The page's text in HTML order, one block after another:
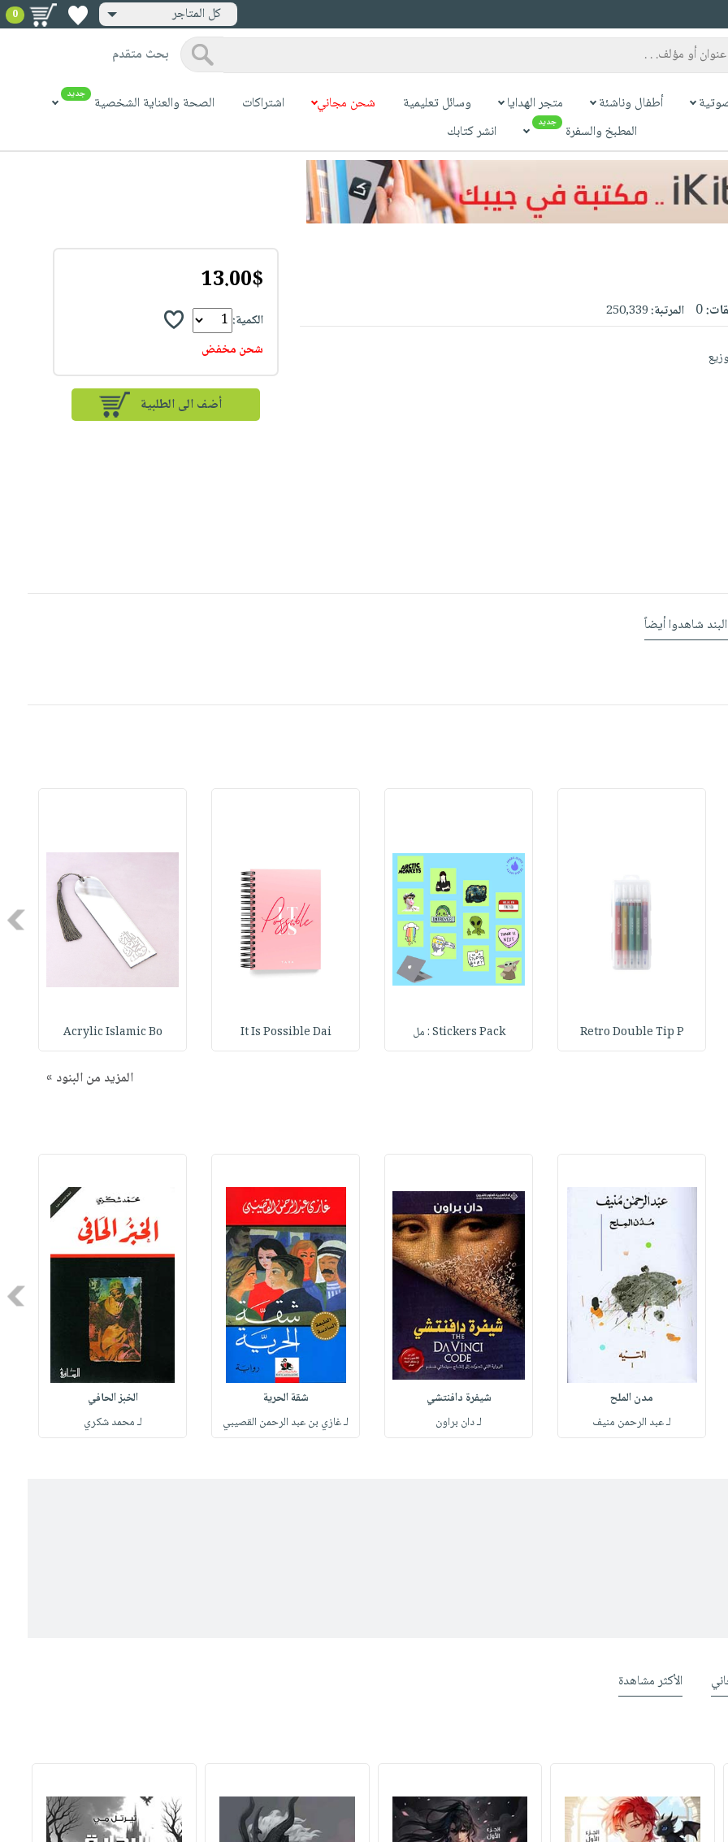
كل المتاجر 0
بحث متقدم
أطفال وناشئة متجر الهدايا وسائل تعليمية شحن مجاني اشتراكات الصحة والعناية الشخصية جديد
المطبخ والسفرة جديد انشر كتابك
0 المرتبة:250,339
13.00$
الكمية:
شحن مخفض
أضف الى الطلبية
شاهدوا أيضاً
Retro Double Tip P Stickers Pack : مل It Is Possible Dai
Acrylic Islamic Bo
المزيد من البنود »
مدن الملح
لـ عبد الرحمن منيف
شيفرة دافنتشي
لـ دان براون
شقة الحرية
لـ غازي بن عبد الرحمن القصيبي
الخبز الحافي
لـ محمد شكري
الأكثر مشاهدة